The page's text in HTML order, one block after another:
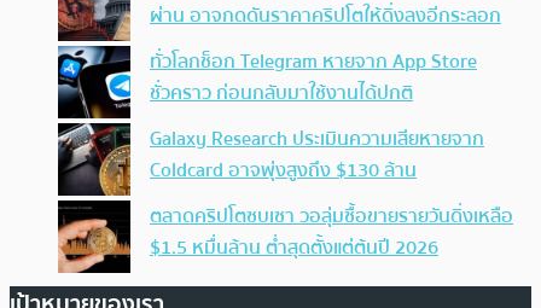
ผ่าน อาจกดดันราคาคริปโตให้ดิ่งลงอีกระลอก
ทั่วโลกช็อก Telegram หายจาก App Store
ชั่วคราว ก่อนกลับมาใช้งานได้ปกติ
Galaxy Research ประเมินความเสียหายจาก
Coldcard อาจพุ่งสูงถึง $130 ล้าน
ตลาดคริปโตซบเซา วอลุ่มซื้อขายรายวันดิ่งเหลือ
$1.5 หมื่นล้าน ต่ำสุดตั้งแต่ต้นปี 2026